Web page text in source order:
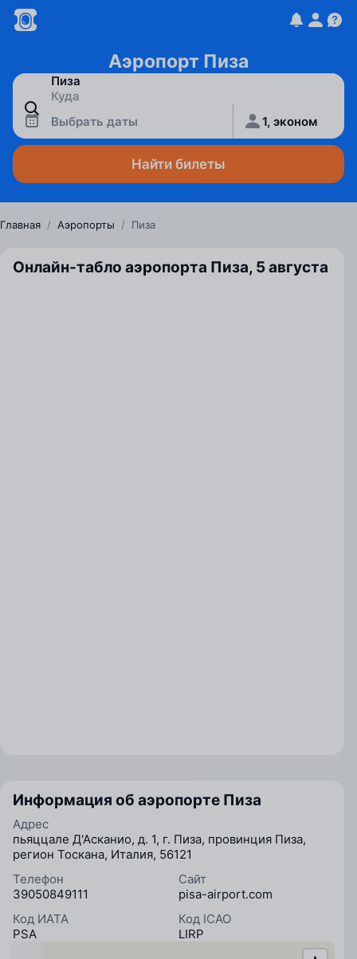
Аэропорт Пиза
Выбрать даты 1, эконом
Найти билеты
Главная / Аэропорты / Пиза
Онлайн-табло аэропорта Пиза, 5 августа
Информация об аэропорте Пиза
Адрес
пьяццале Д'Асканио, д. 1, г. Пиза, провинция Пиза,
регион Тоскана, Италия, 56121
Телефон
39050849111
Сайт
pisa-airport.com
Код ИАТА
PSA
Код ICAO
LIRP